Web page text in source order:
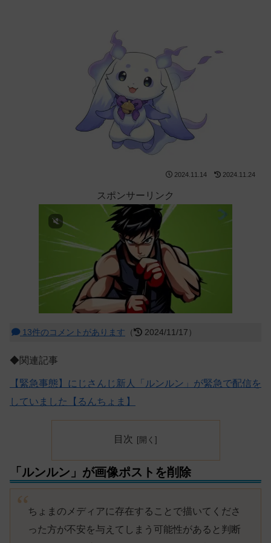
2024.11.14 2024.11.24
スポンサーリンク
13件のコメントがあります （ 2024/11/17）
◆関連記事
【緊急事態】にじさんじ新人「ルンルン」が緊急で配信を
していました【るんちょま】
目次
「ルンルン」が画像ポストを削除
ちょまのメディアに存在することで描いてくださ
った方が不安を与えてしまう可能性があると判断